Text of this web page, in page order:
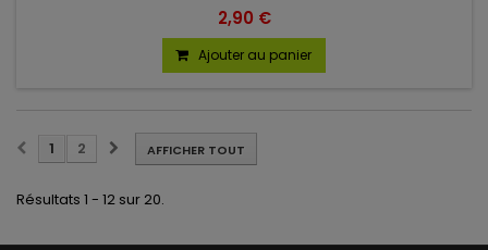
2,90 €
Ajouter au panier
AFFICHER TOUT
1 2
Résultats 1 - 12 sur 20.